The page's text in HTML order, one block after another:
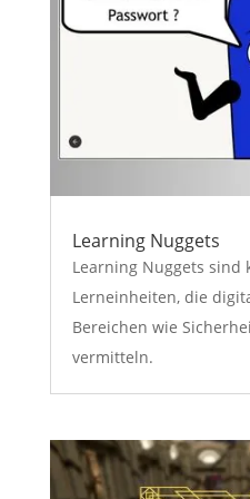
Learning Nuggets
Learning Nuggets sind
Lerneinheiten, die
Bereichen wie
vermitteln.